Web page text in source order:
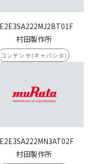
村田製作所
コンデンサ(キャパシタ)
村田製作所